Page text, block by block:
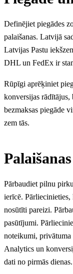
Definējiet piegādes
palaišanas. Latvijā
Latvijas Pastu
DHL un FedEx ir
Rūpīgi aprēķiniet
konversijas rādītājus,
bezmaksas piegāde
zem tās.
Pārbaudiet pilnu
ierīcē.
nosūtīti pareizi.
pasūtījumi.
noteikumi, privātuma
Analytics un
dati no pirmās dienas.